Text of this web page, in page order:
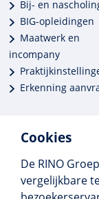
Cookies
De RINO
vergelijkbare
Bij- en
BIG-opleidingen
Maatwerk en
incompany
Erkenning